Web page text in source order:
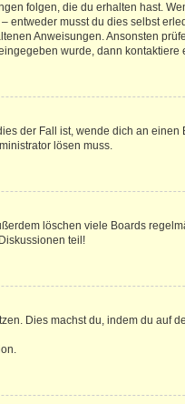
folgen, die du erhalten hast.
musst du dies selbst
Anweisungen. Ansonsten
wurde, dann kontaktiere
der Fall ist, wende dich an
lösen muss.
löschen viele Boards
teil!
Dies machst du, indem du auf